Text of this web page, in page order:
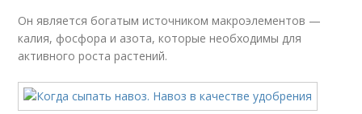
Он является богатым источником макроэлементов —
калия, фосфора и азота, которые необходимы для
активного роста растений.